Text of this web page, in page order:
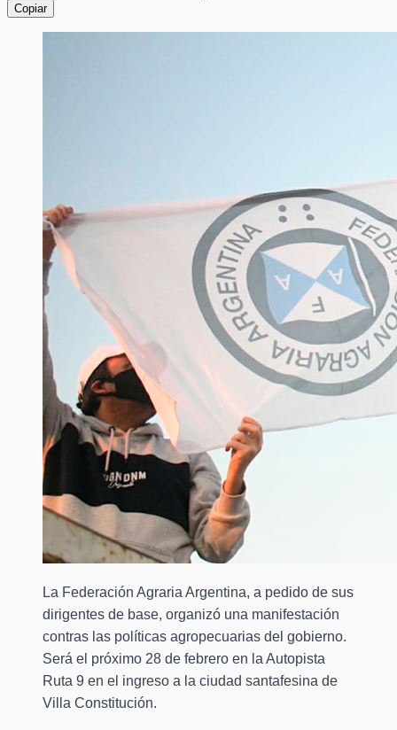
Copiar
La Federación Agraria Argentina, a pedido de sus
dirigentes de base, organizó una manifestación
contras las políticas agropecuarias del gobierno.
Será el próximo 28 de febrero en la Autopista
Ruta 9 en el ingreso a la ciudad santafesina de
Villa Constitución.